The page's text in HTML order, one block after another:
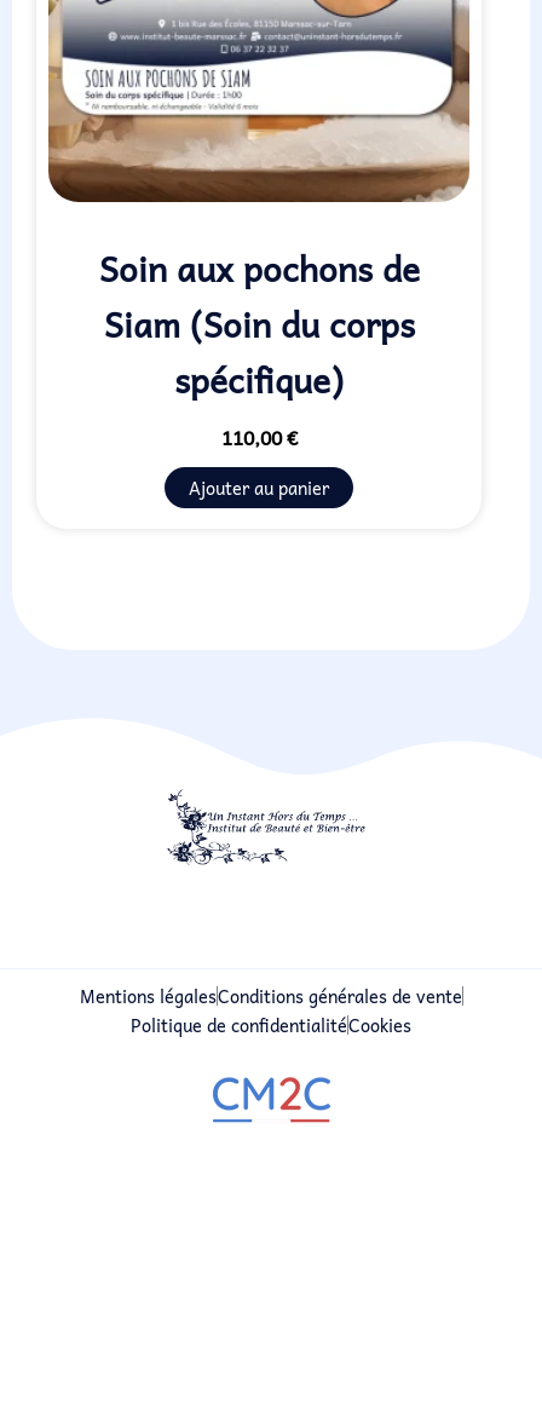
Soin aux pochons de
Siam (Soin du corps
spécifique)
110,00€
Ajouter au panier
Mentions légalesConditions générales de vente
Politique de confidentialitéCookies